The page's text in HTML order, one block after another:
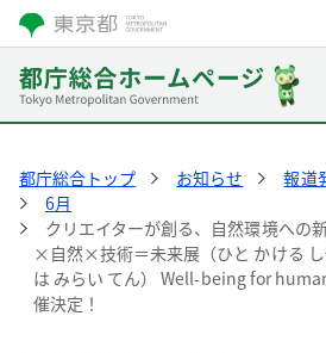
都庁総合トップ お知らせ 報道
6月
クリエイターが創る、自然環境への
×自然×技術＝未来展（ひと かける
は みらい てん） Well-being for
催決定！